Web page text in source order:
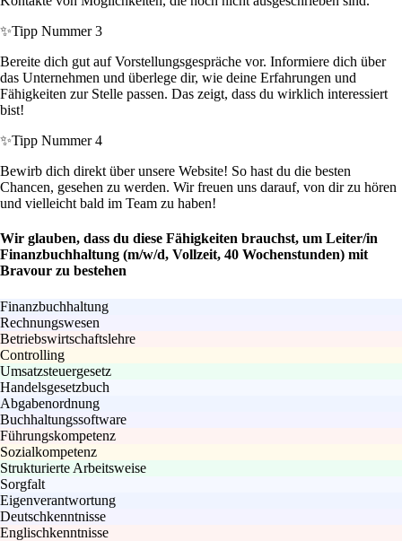
✨Tipp Nummer 3
Bereite dich gut auf Vorstellungsgespräche vor. Informiere dich über
das Unternehmen und überlege dir, wie deine Erfahrungen und
Fähigkeiten zur Stelle passen. Das zeigt, dass du wirklich interessiert
bist!
✨Tipp Nummer 4
Bewirb dich direkt über unsere Website! So hast du die besten
Chancen, gesehen zu werden. Wir freuen uns darauf, von dir zu hören
und vielleicht bald im Team zu haben!
Wir glauben, dass du diese Fähigkeiten brauchst, um Leiter/in
Finanzbuchhaltung (m/w/d, Vollzeit, 40 Wochenstunden) mit
Bravour zu bestehen
Finanzbuchhaltung
Rechnungswesen
Betriebswirtschaftslehre
Controlling
Umsatzsteuergesetz
Handelsgesetzbuch
Abgabenordnung
Buchhaltungssoftware
Führungskompetenz
Sozialkompetenz
Strukturierte Arbeitsweise
Sorgfalt
Eigenverantwortung
Deutschkenntnisse
Englischkenntnisse